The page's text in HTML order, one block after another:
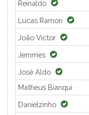
Reinaldo
Lucas Ramon
João Victor
Jemmes
José Aldo
Matheus Bianqui
Danielzinho